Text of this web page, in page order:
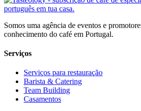
Somos uma agência de eventos e
conhecimento do café em Portugal.
Serviços
Serviços para restauração
Barista & Catering
Team Building
Casamentos